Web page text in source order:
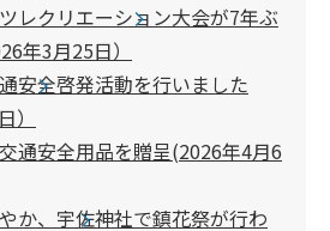
レクリエーション大会が7年ぶ
年3月25日）
安全啓発活動を行いました
）
通安全用品を贈呈(2026年4月6
か、宇佐神社で鎮花祭が行わ